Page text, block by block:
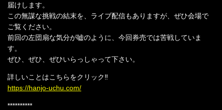
届けします。
この無謀な挑戦の結末を、ライブ配信もありますが、ぜひ会場で
ご覧ください。
前回の左団扇な気分が嘘のように、今回券売では苦戦していま
す。
ぜひ、ぜひ、ぜひいらっしゃって下さい。
詳しいことはこちらをクリック‼
https://hanjo-uchu.com/
**********